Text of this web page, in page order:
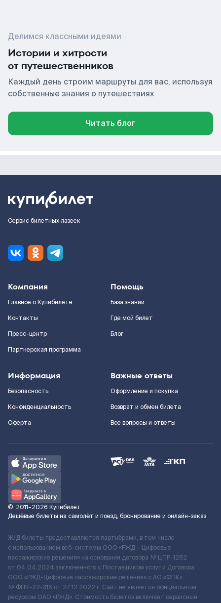
Делимся классными идеями
Истории и хитрости
от путешественников
Каждый день строим маршруты для вас, используя
собственные знания о путешествиях
Читать блог
Сервис билетных лазеек
Компания
Главное о Купибилете
Контакты
Пресс-центр
Партнерская программа
Помощь
База знаний
Где мой билет
Блог
Информация
Безопасность
Конфиденциальность
Оферта
Важные ответы
Оформление и покупка
Возврат и обмен билета
Все вопросы и ответы
© 2011–2026 Купибилет
Дешёвые билеты на самолёт и поезд, бронирование и онлайн-заказ
Ж/Д билеты предоставляются партнёрами, в том числе
с использованием веб-системы ООО «РЖД – Цифровые
пассажирские решения» на основании договора № ЦПР-1282
от 04.04.2024 заключенного с Поставщиком услуг и Договора
ООО «РЖД-Цифровые пассажирские решения» c АО «ФПК»
№ ФПК-22-316 от 27.12.2022 г. Сайт не является официальным
ресурсом ОАО «РЖД». Стоимость билетов включает сервисный